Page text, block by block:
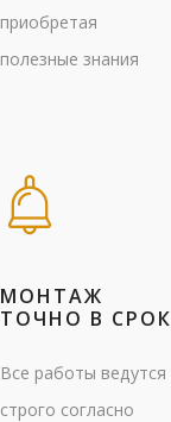
приобретая
полезные знания
МОНТАЖ
ТОЧНО В СРОК
Все работы ведутся
строго согласно